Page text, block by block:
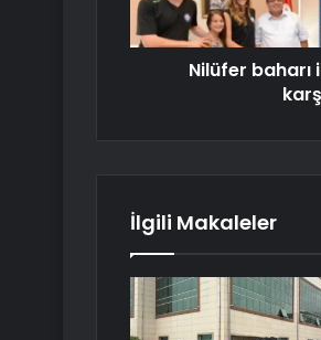
Nilüfer baharı
İlgili Makaleler